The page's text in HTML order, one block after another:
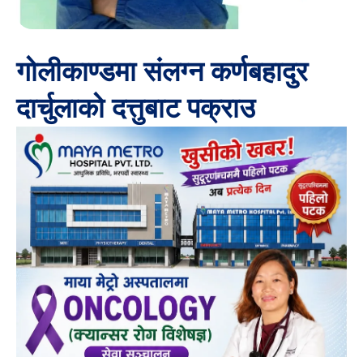
गोलीकाण्डमा संलग्न कर्णबहादुर
दार्चुलाको दत्तुबाट पक्राउ